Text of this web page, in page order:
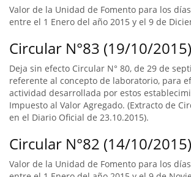
Valor de la Unidad de Fomento para los
entre el 1 Enero del año 2015 y el 9 de
Circular N°83 (19/10/2015)
Deja sin efecto Circular N° 80, de 29 de
referente al concepto de laboratorio, para
actividad desarrollada por estos
Impuesto al Valor Agregado. (Extracto de
en el Diario Oficial de 23.10.2015).
Circular N°82 (14/10/2015)
Valor de la Unidad de Fomento para los